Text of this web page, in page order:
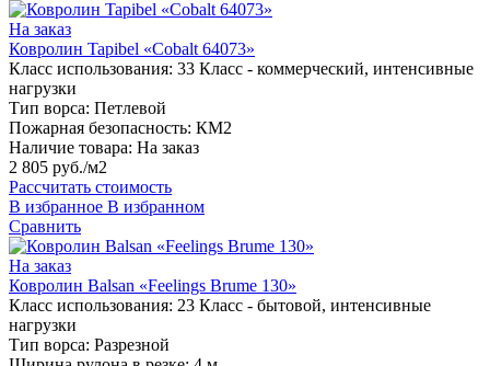
На заказ
Ковролин Tapibel «Cobalt 64073»
Класс использования: 33 Класс - коммерческий, интенсивные
нагрузки
Тип ворса: Петлевой
Пожарная безопасность: КМ2
Наличие товара: На заказ
2 805 руб./м2
Рассчитать стоимость
В избранное В избранном
Сравнить
На заказ
Ковролин Balsan «Feelings Brume 130»
Класс использования: 23 Класс - бытовой, интенсивные
нагрузки
Тип ворса: Разрезной